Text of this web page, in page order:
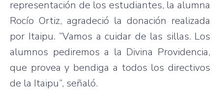
representación de los estudiantes, la alumna
Rocío Ortiz, agradeció la donación realizada
por Itaipu. “Vamos a cuidar de las sillas. Los
alumnos pediremos a la Divina Providencia,
que provea y bendiga a todos los directivos
de la Itaipu”, señaló.